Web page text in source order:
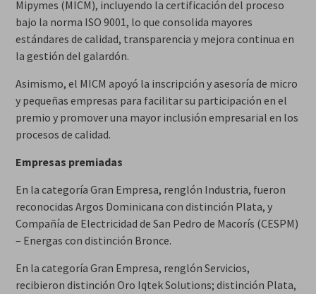
Mipymes (MICM), incluyendo la certificación del proceso
bajo la norma ISO 9001, lo que consolida mayores
estándares de calidad, transparencia y mejora continua en
la gestión del galardón.
Asimismo, el MICM apoyó la inscripción y asesoría de micro
y pequeñas empresas para facilitar su participación en el
premio y promover una mayor inclusión empresarial en los
procesos de calidad.
Empresas premiadas
En la categoría Gran Empresa, renglón Industria, fueron
reconocidas Argos Dominicana con distinción Plata, y
Compañía de Electricidad de San Pedro de Macorís (CESPM)
– Energas con distinción Bronce.
En la categoría Gran Empresa, renglón Servicios,
recibieron distinción Oro Iqtek Solutions; distinción Plata,